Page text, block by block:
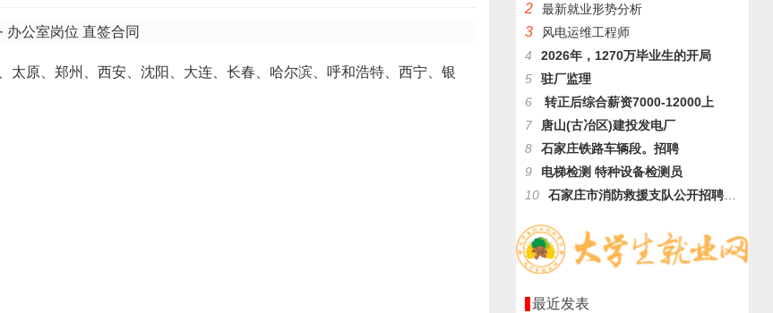
办公室岗位 直签合同
原、郑州、西安、沈阳、大连、长春、哈尔滨、呼和浩特、西宁、银
2 最新就业形势分析
3
风电运维工程师
4
2026年，1270万毕业生的开局
5
驻厂监理
6
转正后综合薪资7000-12000上
7
唐山(古冶区)建投发电厂
8
石家庄铁路车辆段。招聘
9
电梯检测 特种设备检测员
10
石家庄市消防救援支队公开招聘政府专职消防队员的公告
最近发表